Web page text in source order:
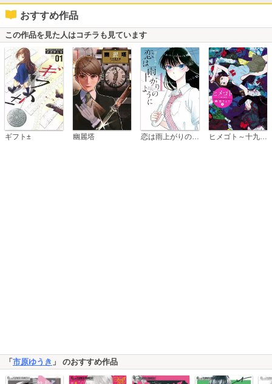
おすすめ作品
この作品を見た人はコチラも見ています
ギフト± 幽麗塔
「市原ゆうき 」 のおすすめ作品